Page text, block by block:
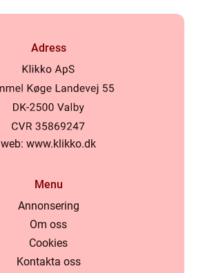
Adress
web: www.klikko.dk
Menu
Annonsering
Om oss
Cookies
Kontakta oss